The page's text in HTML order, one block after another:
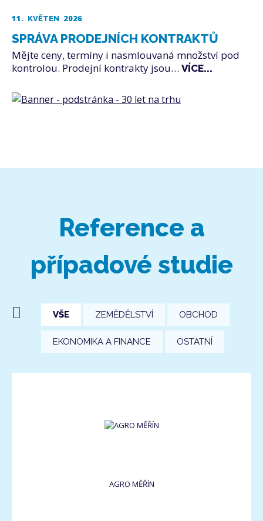
11. KVĚTEN 2026
SPRÁVA PRODEJNÍCH KONTRAKTŮ
Mějte ceny, termíny i nasmlouvaná množství pod
kontrolou. Prodejní kontrakty jsou… VÍCE...
Reference a
případové studie
VŠE ZEMĚDĚLSTVÍ OBCHOD
EKONOMIKA A FINANCE OSTATNÍ
AGRO MĚŘÍN